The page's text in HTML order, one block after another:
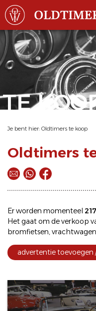
TE
Je bent hier: Oldtimers te koop
Oldtimers
Er worden momenteel
Het gaat om deverkoop
bromfietsen,
advertentie toevoegen